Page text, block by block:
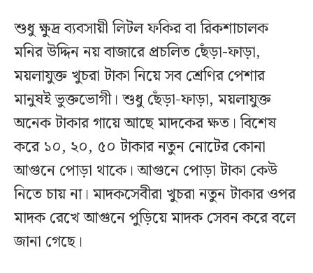
শুধু ক্ষুদ্র ব্যবসায়ী লিটল ফকির বা রিকশাচালক
মনির উদ্দিন নয় বাজারে প্রচলিত ছেঁড়া-ফাড়া,
ময়লাযুক্ত খুচরা টাকা নিয়ে সব শ্রেণির পেশার
মানুষই ভুক্তভোগী। শুধু ছেঁড়া-ফাড়া, ময়লাযুক্ত
অনেক টাকার গায়ে আছে মাদকের ক্ষত। বিশেষ
করে ১০, ২০, ৫০ টাকার নতুন নোটের কোনা
আগুনে পোড়া থাকে। আগুনে পোড়া টাকা কেউ
নিতে চায় না। মাদকসেবীরা খুচরা নতুন টাকার ওপর
মাদক রেখে আগুনে পুড়িয়ে মাদক সেবন করে বলে
জানা গেছে।